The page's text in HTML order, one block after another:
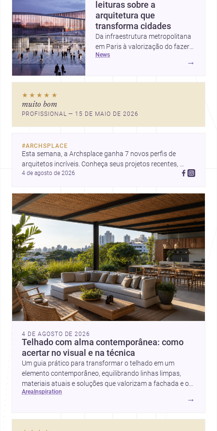
leituras sobre a
arquitetura que
transforma cidades
Da infraestrutura metropolitana
em Paris à valorização do fazer
artesanal e à casa elevada da
inspirador para profissionais que
pensam cidade, construção e
news
→
★★★★★
muito bom
PROFISSIONAL — 15 DE MAIO DE 2026
#ARCHSPLACE
Esta semana, a Archsplace ganha 7 novos perfis de
arquitetos incríveis. Conheça seus projetos recentes,
inspire-se com seus trabalhos e descubra talentos que
4 de agosto de 2026
4 DE AGOSTO DE 2026
Telhado com alma contemporânea: como
acertar no visual e na técnica
Um guia prático para transformar o telhado em um
elemento contemporâneo, equilibrando linhas limpas,
materiais atuais e soluções que valorizam a fachada e o
conforto da casa.
area inspiration
→